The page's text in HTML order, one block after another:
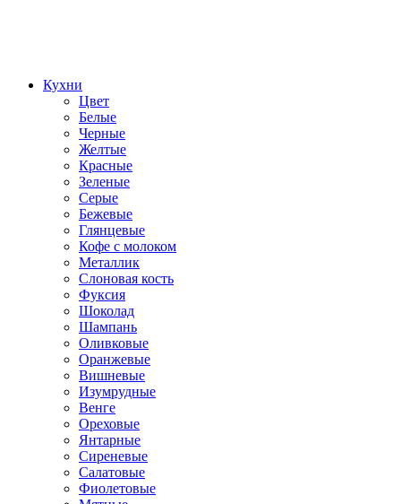
Кухни
Цвет
Белые
Черные
Желтые
Красные
Зеленые
Серые
Бежевые
Глянцевые
Кофе с молоком
Металлик
Слоновая кость
Фуксия
Шоколад
Шампань
Оливковые
Оранжевые
Вишневые
Изумрудные
Венге
Ореховые
Янтарные
Сиреневые
Салатовые
Фиолетовые